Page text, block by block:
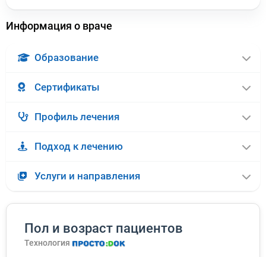
Информация о враче
Образование
Сертификаты
Профиль лечения
Подход к лечению
Услуги и направления
Пол и возраст пациентов
Технология